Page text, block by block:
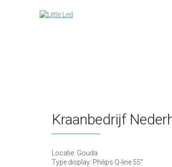
Kraanbedrijf
Locatie: Gouda
Type display: Philips Q-line 55”